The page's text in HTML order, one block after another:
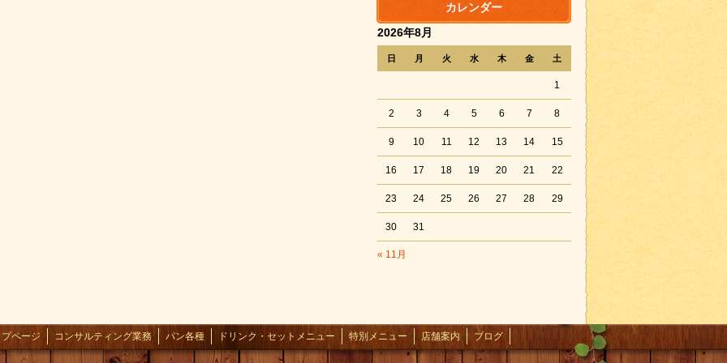
カレンダー
2026年8月
日 月 火 水 木 金 土
« 11月
1
2 3 4 5 6 7 8
9 10 11 12 13 14 15
16 17 18 19 20 21 22
23 24 25 26 27 28 29
30 31
ページ コンサルティング業務 パン各種 ドリンク・セットメニュー 特別メニュー 店舗案内 ブログ